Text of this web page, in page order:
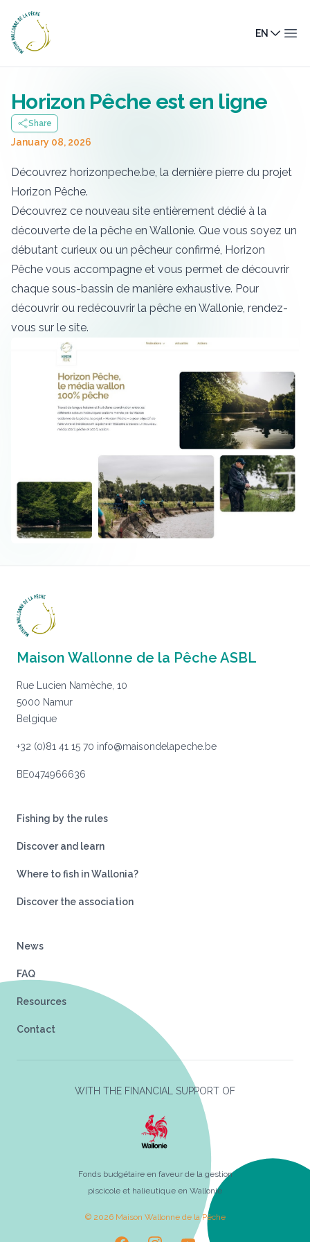
Maison Wallonne de la Pêche
EN
Horizon Pêche est en ligne
Share
January 08, 2026
Découvrez horizonpeche.be, la dernière pierre du projet
Horizon Pêche.
Découvrez ce nouveau site entièrement dédié à la
découverte de la pêche en Wallonie. Que vous soyez un
débutant curieux ou un pêcheur confirmé, Horizon
Pêche vous accompagne et vous permet de découvrir
chaque sous-bassin de manière exhaustive. Pour
découvrir ou redécouvrir la pêche en Wallonie, rendez-
vous sur le site.
Maison Wallonne de la Pêche ASBL
Rue Lucien Namèche, 10
5000 Namur
Belgique
+32 (0)81 41 15 70 info@maisondelapeche.be
BE0474966636
Fishing by the rules
Discover and learn
Where to fish in Wallonia?
Discover the association
News
FAQ
Resources
Contact
WITH THE FINANCIAL SUPPORT OF
Fonds budgétaire en faveur de la gestion
piscicole et halieutique en Wallonie
© 2026 Maison Wallonne de la Pêche